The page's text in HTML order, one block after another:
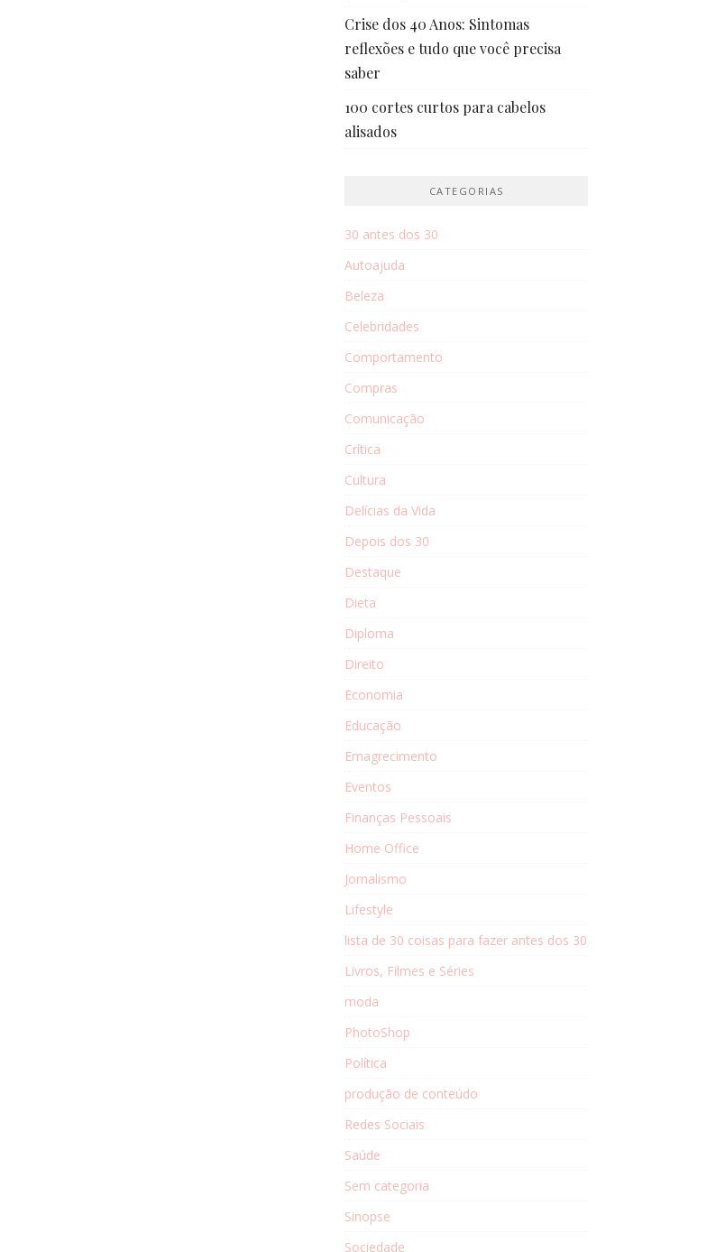
Crise dos 40 Anos: Sintomas
reflexões e tudo que você precisa
saber
100 cortes curtos para cabelos
alisados
CATEGORIAS
30 antes dos 30
Autoajuda
Beleza
Celebridades
Comportamento
Compras
Comunicação
Crítica
Cultura
Delícias da Vida
Depois dos 30
Destaque
Dieta
Diploma
Direito
Economia
Educação
Emagrecimento
Eventos
Finanças Pessoais
Home Office
Jornalismo
Lifestyle
lista de 30 coisas para fazer antes dos 30
Livros, Filmes e Séries
moda
PhotoShop
Política
produção de conteúdo
Redes Sociais
Saúde
Sem categoria
Sinopse
Sociedade